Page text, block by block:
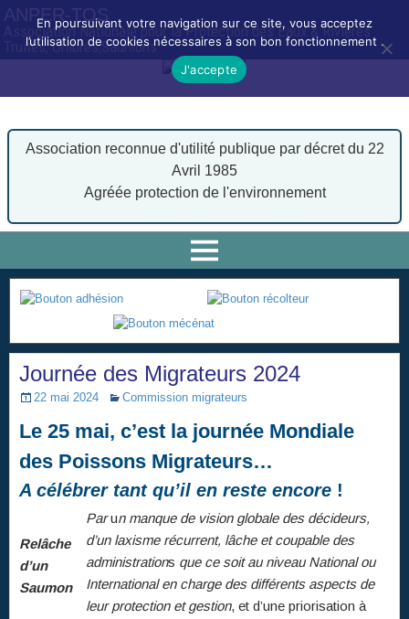
ANPER-TOS
Association Nationale pour la Protection des Eaux & Rivières
Truites, Ombres,Saumons
Association reconnue d'utilité publique par décret du 22
Avril 1985
Agréée protection de l'environnement
Journée des Migrateurs 2024
22 mai 2024 Commission migrateurs
Le 25 mai, c’est la journée Mondiale
des Poissons Migrateurs…
A célébrer tant qu’il en reste encore !
Relâche
d’un
Saumon
Parun manque de vision globale des décideurs,
d’un laxisme récurrent, lâche et coupable des
administrations que ce soit au niveau National ou
International en charge des différents aspects de
leur protection et gestion, et d’une priorisation à
En poursuivant votre navigation sur ce site, vous acceptez
l’utilisation de cookies nécessaires à son bon fonctionnement .
J'accepte